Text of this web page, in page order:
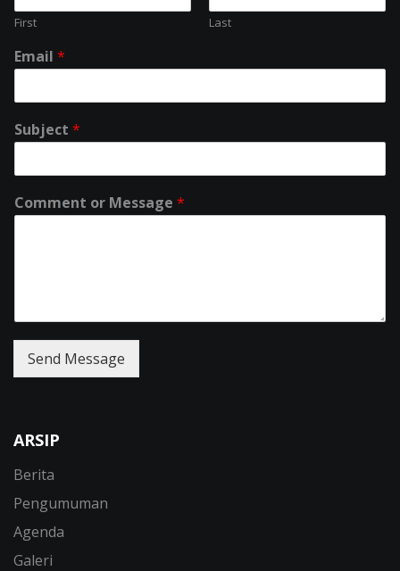
First Last
Email *
Subject *
Comment or Message *
Send Message
ARSIP
Berita
Pengumuman
Agenda
Galeri